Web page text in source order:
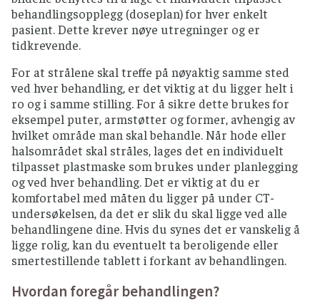
behandlingsopplegg (doseplan) for hver enkelt
pasient. Dette krever nøye utregninger og er
tidkrevende.
For at strålene skal treffe på nøyaktig samme sted
ved hver behandling, er det viktig at du ligger helt i
ro og i samme stilling. For å sikre dette brukes for
eksempel puter, armstøtter og former, avhengig av
hvilket område man skal behandle. Når hode eller
halsområdet skal stråles, lages det en individuelt
tilpasset plastmaske som brukes under planlegging
og ved hver behandling. Det er viktig at du er
komfortabel med måten du ligger på under CT-
undersøkelsen, da det er slik du skal ligge ved alle
behandlingene dine. Hvis du synes det er vanskelig å
ligge rolig, kan du eventuelt ta beroligende eller
smertestillende tablett i forkant av behandlingen.
Hvordan foregår behandlingen?